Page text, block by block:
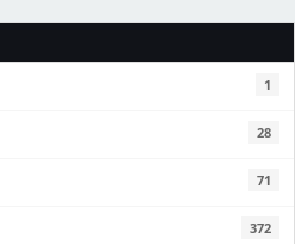
1
28
71
372